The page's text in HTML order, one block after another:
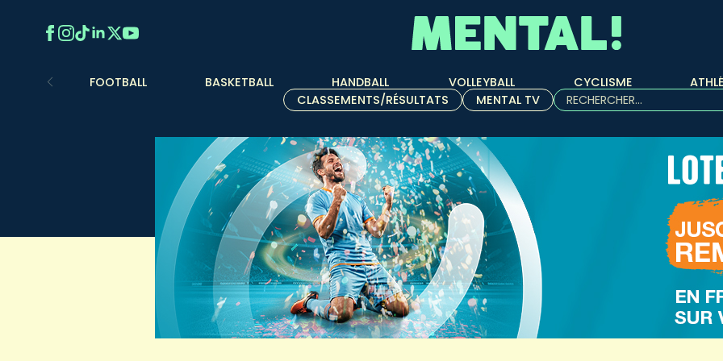
FOOTBALL BASKETBALL HANDBALL VOLLEYBALL CYCLISME
CLASSEMENTS/RÉSULTATS
MENTAL TV
Rechercher :